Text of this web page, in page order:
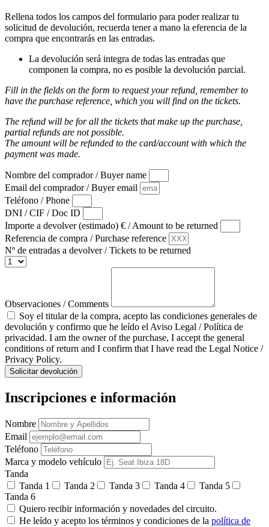
Rellena todos los campos del formulario para poder realizar tu
solicitud de devolución, recuerda tener a mano la eferencia de la
compra que encontrarás en las entradas.
La devolución será integra de todas las entradas que
componen la compra, no es posible la devolución parcial.
Fill in the fields on the form to request your refund, remember to
have the purchase reference, which you will find on the tickets.
The refund will be for all the tickets that make up the purchase,
partial refunds are not possible.
The amount will be refunded to the card/account with which the
payment was made.
Nombre del comprador / Buyer name
Email del comprador / Buyer email
Teléfono / Phone
DNI / CIF / Doc ID
Importe a devolver (estimado) € / Amount to be returned
Referencia de compra / Purchase reference
Nº de entradas a devolver / Tickets to be returned
Observaciones / Comments
Soy el titular de la compra, acepto las condiciones generales de
devolución y confirmo que he leído el Aviso Legal / Política de
privacidad. I am the owner of the purchase, I accept the general
conditions of return and I confirm that I have read the Legal Notice /
Privacy Policy.
Solicitar devolución
Inscripciones e información
Nombre
Email
Teléfono
Marca y modelo vehículo
Tanda
Tanda 1
Tanda 2 Tanda 3 Tanda 4
Tanda 5
Tanda 6
Quiero recibir información y novedades del circuito.
He leído y acepto los términos y condiciones de la política de